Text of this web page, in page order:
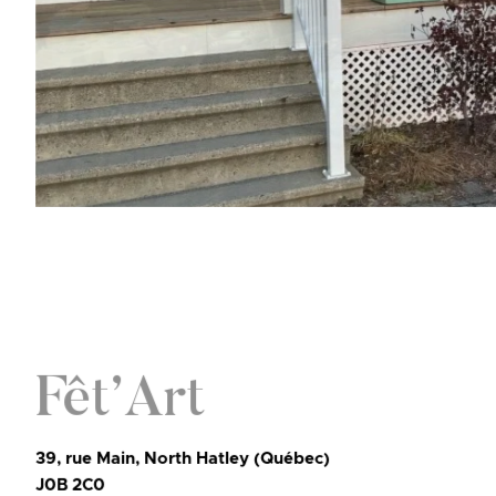
Fêt’Art
39, rue Main, North Hatley (Québec)
J0B 2C0